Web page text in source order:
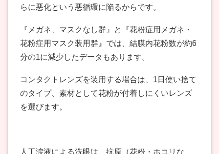
らに悪化という悪循環に陥るからです。
『メガネ、マスクなし群』と『花粉症用メガネ・
花粉症用マスク装用群』では、結膜内花粉数が約6
分の1に減少したデータもあります。
コンタクトレンズを装用する場合は、1日使い捨て
のタイプ、素材として花粉が付着しにくいレンズ
を選びます。
人工涙液による洗眼は、抗原（花粉・ホコリな